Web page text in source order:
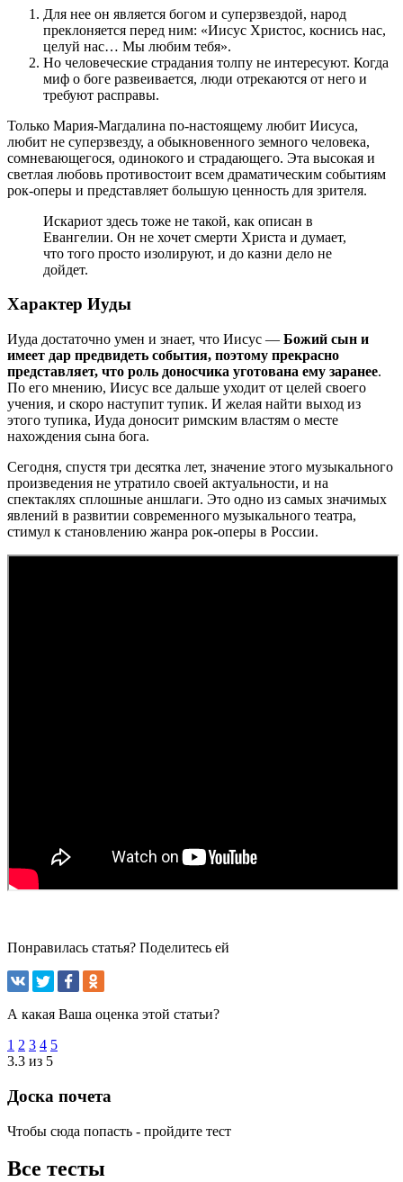
Для нее он является богом и суперзвездой, народ
преклоняется перед ним: «Иисус Христос, коснись нас,
целуй нас… Мы любим тебя».
Но человеческие страдания толпу не интересуют. Когда
миф о боге развеивается, люди отрекаются от него и
требуют расправы.
Только Мария-Магдалина по-настоящему любит Иисуса,
любит не суперзвезду, а обыкновенного земного человека,
сомневающегося, одинокого и страдающего. Эта высокая и
светлая любовь противостоит всем драматическим событиям
рок-оперы и представляет большую ценность для зрителя.
Искариот здесь тоже не такой, как описан в
Евангелии. Он не хочет смерти Христа и думает,
что того просто изолируют, и до казни дело не
дойдет.
Характер Иуды
Иуда достаточно умен и знает, что Иисус — Божий сын и
имеет дар предвидеть события, поэтому прекрасно
представляет, что роль доносчика уготована ему заранее.
По его мнению, Иисус все дальше уходит от целей своего
учения, и скоро наступит тупик. И желая найти выход из
этого тупика, Иуда доносит римским властям о месте
нахождения сына бога.
Сегодня, спустя три десятка лет, значение этого музыкального
произведения не утратило своей актуальности, и на
спектаклях сплошные аншлаги. Это одно из самых значимых
явлений в развитии современного музыкального театра,
стимул к становлению жанра рок-оперы в России.
Понравилась статья? Поделитесь ей
А какая Ваша оценка этой статьи?
1 2 3 4 5
3.3 из 5
Доска почета
Чтобы сюда попасть - пройдите тест
Все тесты